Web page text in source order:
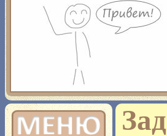
Добро
сдать
предлагает